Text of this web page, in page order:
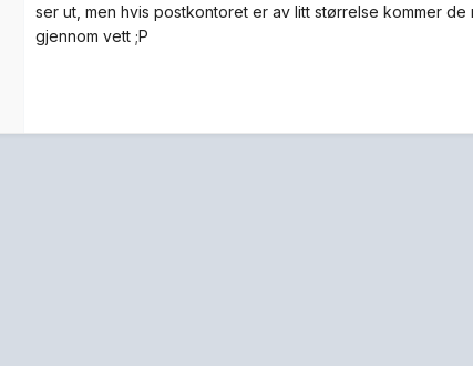
ser ut, men hvis postkontoret er av litt størrelse kommer
gjennom vett ;P